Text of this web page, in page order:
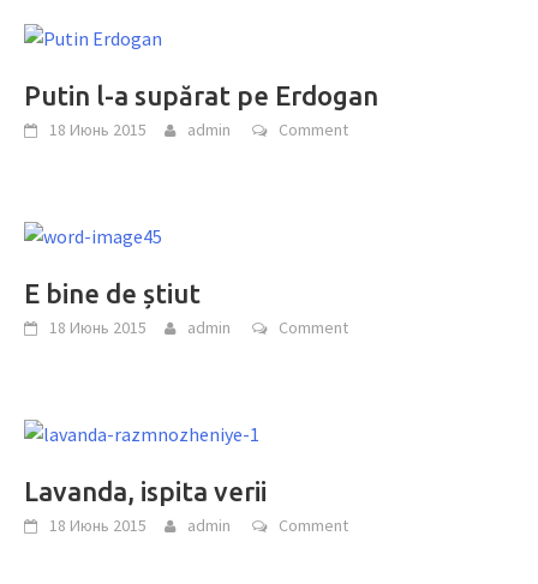
Putin l-a supărat pe Erdogan
18 Июнь 2015 admin Comment
E bine de știut
18 Июнь 2015 admin Comment
Lavanda, ispita verii
18 Июнь 2015 admin Comment